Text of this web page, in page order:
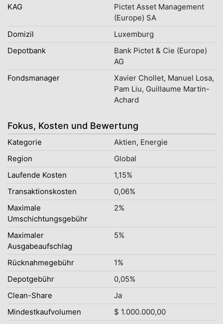
KAG
Pictet Asset Management
(Europe) SA
Domizil
Luxemburg
Depotbank
Bank Pictet & Cie (Europe)
AG
Fondsmanager
Xavier Chollet, Manuel Losa,
Pam Liu, Guillaume Martin-
Achard
Fokus, Kosten und Bewertung
Kategorie
Aktien, Energie
Region
Global
Laufende Kosten
1,15%
Transaktionskosten
0,06%
Maximale
Umschichtungsgebühr
2%
Maximaler
Ausgabeaufschlag
5%
Rücknahmegebühr
1%
Depotgebühr
0,05%
Clean-Share
Ja
Mindestkaufvolumen
$ 1.000.000,00